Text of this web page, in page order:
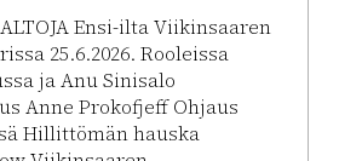
Ensi-ilta Viikinsaaren
25.6.2026. Rooleissa
ja Anu Sinisalo
Anne Prokofjeff Ohjaus
Hillittömän hauska